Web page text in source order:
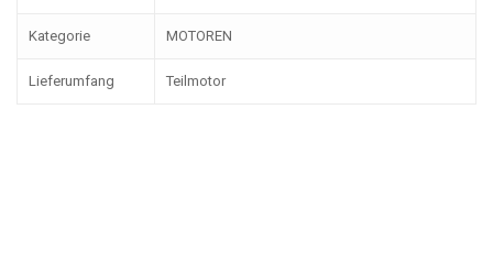
Kategorie MOTOREN
Lieferumfang Teilmotor